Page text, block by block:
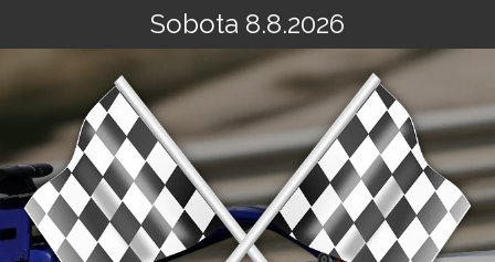
na
Sobota 8.8.2026